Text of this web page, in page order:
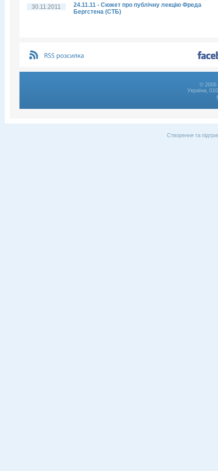
30.11.2011
24.11.11 - Сюжет про публічну лекцію Фреда
Бергстена (СТБ)
© 2006
Україна,
Створення та